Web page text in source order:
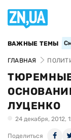
ВАЖНЫЕ ТЕМЫ
ГЛАВНАЯ
ЛУЦЕНКО
24 декабря, 2012,
Поделиться